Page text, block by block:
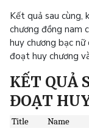
Kết quả sau cùng,
chương đồng nam
huy chương bạc
đoạt huy chương
KẾT QUẢ
ĐOẠT
Title Name